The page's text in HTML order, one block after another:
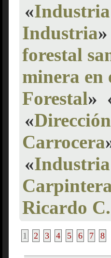
«
Industria»
forestal
minera en
Forestal»
«
Carrocera
«Industria
Ricardo
1 2 3 4 5 6 7 8